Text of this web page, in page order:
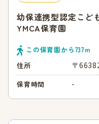
幼保連携型認定こど
YMCA保育園
この保育園から737ｍ
住所
〒
保育時間 -